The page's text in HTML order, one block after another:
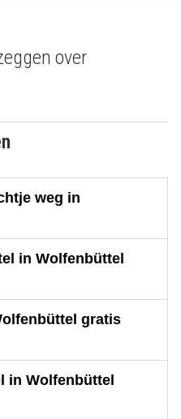
over
weg in
in Wolfenbüttel
gratis
in Wolfenbüttel